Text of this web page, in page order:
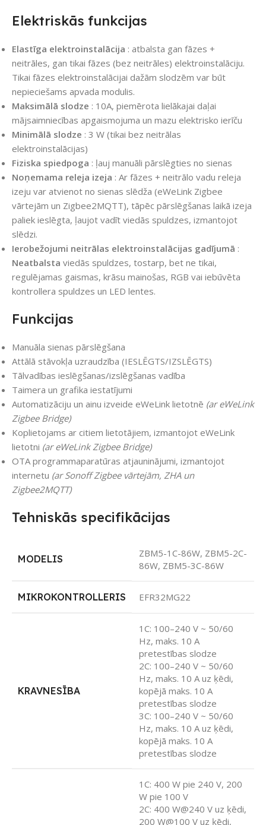
Elektriskās funkcijas
Elastīga elektroinstalācija : atbalsta gan fāzes +
neitrāles, gan tikai fāzes (bez neitrāles) elektroinstalāciju.
Tikai fāzes elektroinstalācijai dažām slodzēm var būt
nepieciešams apvada modulis.
Maksimālā slodze : 10A, piemērota lielākajai daļai
mājsaimniecības apgaismojuma un mazu elektrisko ierīču
Minimālā slodze : 3 W (tikai bez neitrālas
elektroinstalācijas)
Fiziska spiedpoga : ļauj manuāli pārslēgties no sienas
Noņemama releja izeja : Ar fāzes + neitrālo vadu releja
izeju var atvienot no sienas slēdža (eWeLink Zigbee
vārtejām un Zigbee2MQTT), tāpēc pārslēgšanas laikā izeja
paliek ieslēgta, ļaujot vadīt viedās spuldzes, izmantojot
slēdzi.
Ierobežojumi neitrālas elektroinstalācijas gadījumā :
Neatbalsta viedās spuldzes, tostarp, bet ne tikai,
regulējamas gaismas, krāsu mainošas, RGB vai iebūvēta
kontrollera spuldzes un LED lentes.
Funkcijas
Manuāla sienas pārslēgšana
Attālā stāvokļa uzraudzība (IESLĒGTS/IZSLĒGTS)
Tālvadības ieslēgšanas/izslēgšanas vadība
Taimera un grafika iestatījumi
Automatizāciju un ainu izveide eWeLink lietotnē (ar eWeLink
Zigbee Bridge)
Koplietojams ar citiem lietotājiem, izmantojot eWeLink
lietotni (ar eWeLink Zigbee Bridge)
OTA programmaparatūras atjauninājumi, izmantojot
internetu (ar Sonoff Zigbee vārtejām, ZHA un
Zigbee2MQTT)
Tehniskās specifikācijas
MODELIS
ZBM5-1C-86W, ZBM5-2C-
86W, ZBM5-3C-86W
MIKROKONTROLLERIS EFR32MG22
KRAVNESĪBA
1C: 100–240 V ~ 50/60
Hz, maks. 10 A
pretestības slodze
2C: 100–240 V ~ 50/60
Hz, maks. 10 A uz ķēdi,
kopējā maks. 10 A
pretestības slodze
3C: 100–240 V ~ 50/60
Hz, maks. 10 A uz ķēdi,
kopējā maks. 10 A
pretestības slodze
1C: 400 W pie 240 V, 200
W pie 100 V
2C: 400 W@240 V uz ķēdi,
200 W@100 V uz ķēdi,